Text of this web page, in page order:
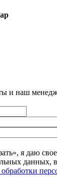
и наш
я даю свое
данных,